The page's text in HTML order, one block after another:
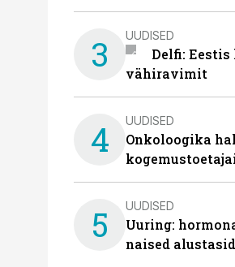
3 UUDISED
Delfi:
vähiravimit
4 UUDISED
Onkoloogika
5 UUDISED
Uuring:
naised